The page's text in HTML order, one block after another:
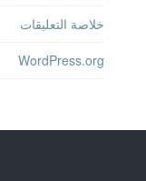
خلاصة التعليقات
WordPress.org